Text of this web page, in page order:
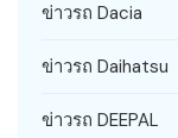
ข่าวรถ Dacia
ข่าวรถ Daihatsu
ข่าวรถ DEEPAL